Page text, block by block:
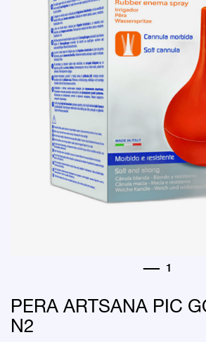
PERA ARTSANA PIC
N2